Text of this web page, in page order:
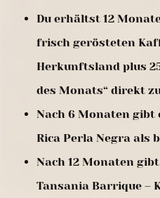
Du erhältst 12
frisch gerösteten
Herkunftsland plus
des Monats“ direkt
Nach 6 Monaten gibt
Rica Perla Negra als
Nach 12 Monaten
Tansania Barrique –